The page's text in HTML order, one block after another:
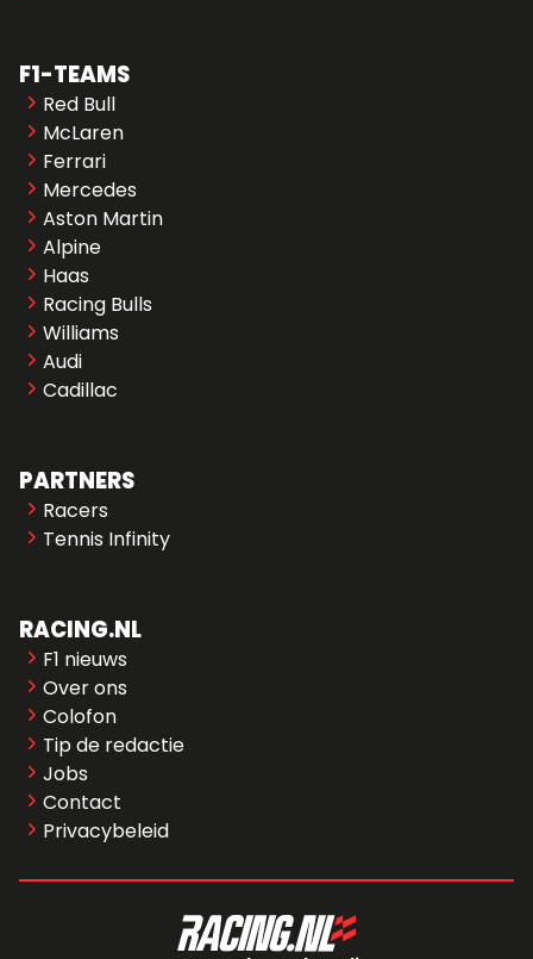
F1-TEAMS
Red Bull
McLaren
Ferrari
Mercedes
Aston Martin
Alpine
Haas
Racing Bulls
Williams
Audi
Cadillac
PARTNERS
Racers
Tennis Infinity
RACING.NL
F1 nieuws
Over ons
Colofon
Tip de redactie
Jobs
Contact
Privacybeleid